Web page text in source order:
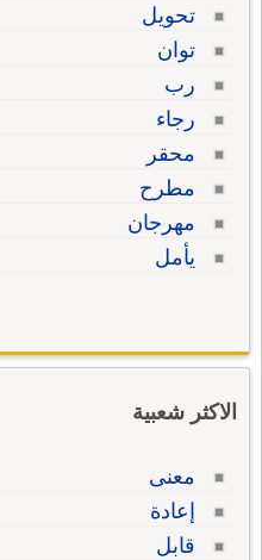
تحويل
توان
رب
رجاء
محقر
مطرح
مهرجان
يأمل
الاكثر شعبية
معنى
إعادة
قابل